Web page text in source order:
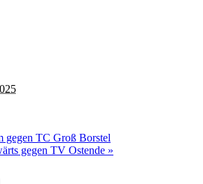
gegen TC Groß Borstel
gegen TV Ostende »